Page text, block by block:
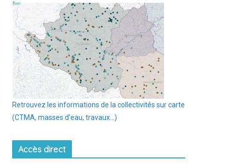
Retrouvez les informations de la collectivités sur carte
(CTMA, masses d’eau, travaux…)
Accès direct